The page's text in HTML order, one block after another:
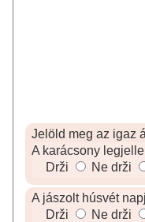
Jelöld meg az igaz
A karácsony
Drži
Ne drži
A jászolt húsvét
Drži
Ne drži